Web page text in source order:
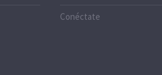
Conéctate